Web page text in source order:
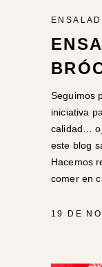
Seguimos
iniciativa
calidad…
este blog
Hacemos
comer en
19 DE